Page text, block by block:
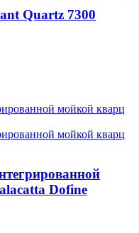
Quartz 7300
Dofine